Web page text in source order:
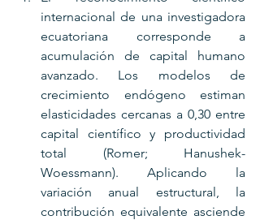
internacional de una investigadora
ecuatoriana corresponde a
acumulación de capital humano
avanzado. Los modelos de
crecimiento endógeno estiman
elasticidades cercanas a 0,30 entre
capital científico y productividad
total (Romer; Hanushek-
Woessmann). Aplicando la
variación anual estructural, la
contribución equivalente asciende